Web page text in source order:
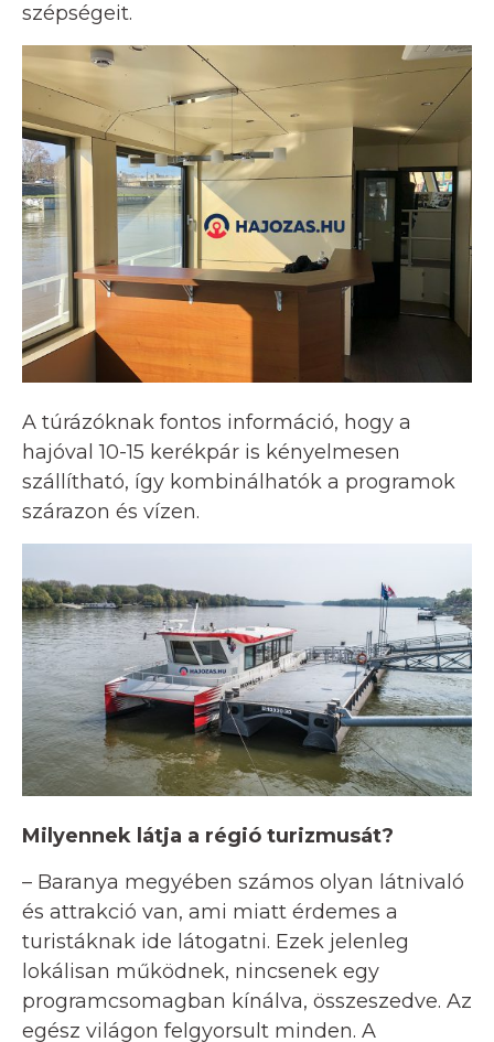
szépségeit.
A túrázóknak fontos információ, hogy a
hajóval 10-15 kerékpár is kényelmesen
szállítható, így kombinálhatók a programok
szárazon és vízen.
Milyennek látja a régió turizmusát?
– Baranya megyében számos olyan látnivaló
és attrakció van, ami miatt érdemes a
turistáknak ide látogatni. Ezek jelenleg
lokálisan működnek, nincsenek egy
programcsomagban kínálva, összeszedve. Az
egész világon felgyorsult minden. A